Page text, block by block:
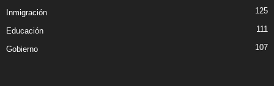
Inmigración 125
Educación 111
Gobierno 107